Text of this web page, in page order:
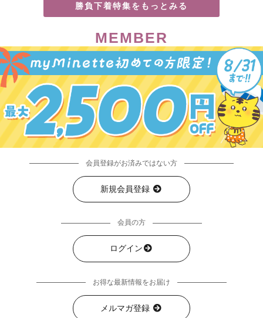
勝負下着特集をもっとみる
MEMBER
会員登録がお済みではない方
新規会員登録
会員の方
ログイン
お得な最新情報をお届け
メルマガ登録